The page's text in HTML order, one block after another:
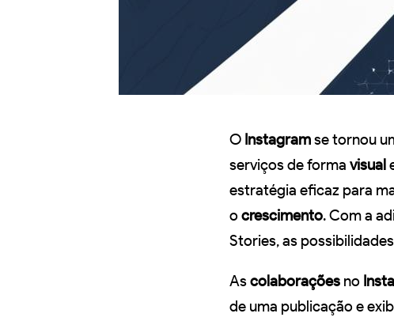
O Instagramse tornou
serviços de forma visual
estratégia eficaz para
o crescimento. Com a
Stories, as
Ascolaborações no
de uma publicação e